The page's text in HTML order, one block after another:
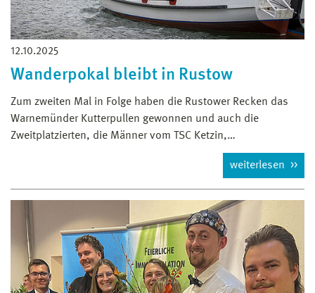
12.10.2025
Wanderpokal bleibt in Rustow
Zum zweiten Mal in Folge haben die Rustower Recken das
Warnemünder Kutterpullen gewonnen und auch die
Zweitplatzierten, die Männer vom TSC Ketzin,…
weiterlesen